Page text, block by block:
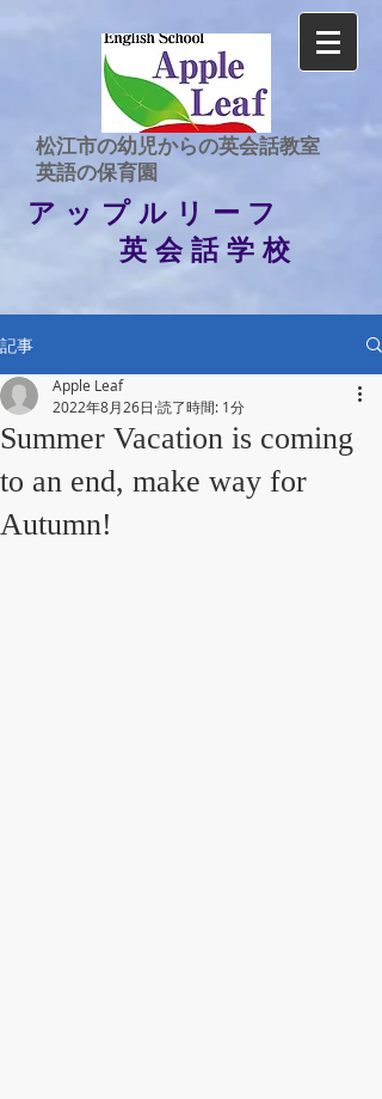
​松江市の幼児からの英会話教室
​英語の保育園
アップルリーフ
英会話学校
記事
Summer Vacation is coming
to an end, make way for
Autumn!
Apple Leaf
2022年8月26日 読了時間: 1分